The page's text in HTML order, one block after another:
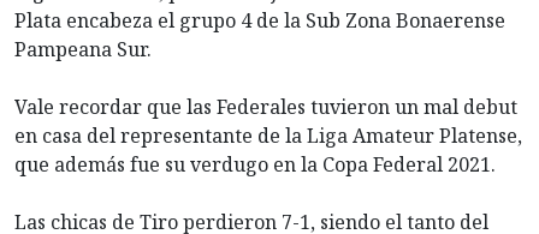
Plata encabeza el grupo 4 de la Sub Zona Bonaerense
Pampeana Sur.
Vale recordar que las Federales tuvieron un mal debut
en casa del representante de la Liga Amateur Platense,
que además fue su verdugo en la Copa Federal 2021.
Las chicas de Tiro perdieron 7-1, siendo el tanto del